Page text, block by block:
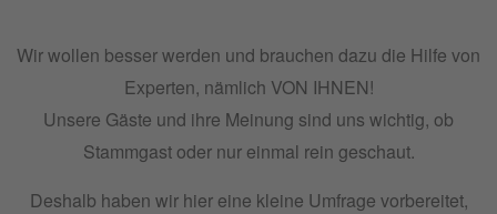
Wir wollen besser werden und brauchen dazu die Hilfe von
Experten, nämlich VON IHNEN!
Unsere Gäste und ihre Meinung sind uns wichtig, ob
Stammgast oder nur einmal rein geschaut.
Deshalb haben wir hier eine kleine Umfrage vorbereitet,